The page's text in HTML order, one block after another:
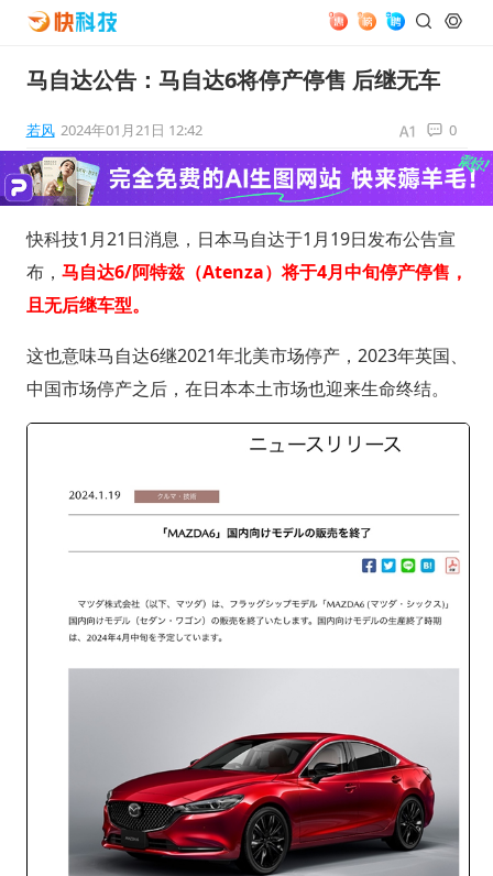
马自达公告：马自达6将停产停售 后继无车
若风 2024年01月21日 12:42 0
快科技1月21日消息，日本马自达于1月19日发布公告宣
布， 马自达6/阿特兹（Atenza）将于4月中旬停产停售，
且无后继车型。
这也意味马自达6继2021年北美市场停产，2023年英国、
中国市场停产之后，在日本本土市场也迎来生命终结。